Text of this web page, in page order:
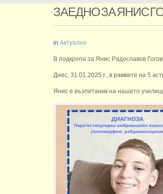
ЗАЕДНО ЗА ЯНИС
in Актуално
В подкрепа за Янис Радославов Гогов
Днес, 31.01.2025 г., в рамките на 5
Янис е възпитаник на нашето